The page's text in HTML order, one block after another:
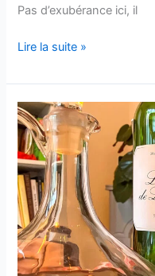
Pas d’exubérance ici, il
Pessac-
–
Château
Tour-
Léognan
–
2005
Lire la suite »